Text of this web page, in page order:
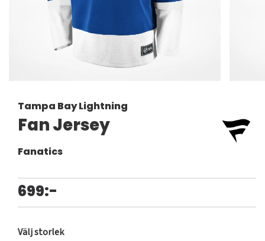
Tampa Bay Lightning
Fan Jersey
Fanatics
699:-
Välj storlek